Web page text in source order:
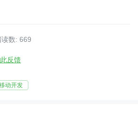
读数: 669
反馈
动开发